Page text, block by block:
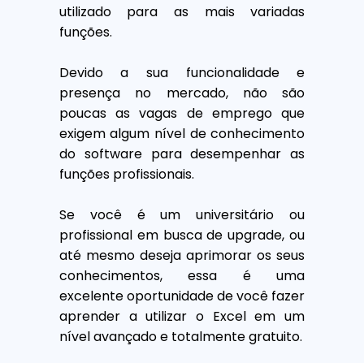
utilizado para as mais variadas
funções.
Devido a sua funcionalidade e
presença no mercado, não são
poucas as vagas de emprego que
exigem algum nível de conhecimento
do software para desempenhar as
funções profissionais.
Se você é um universitário ou
profissional em busca de upgrade, ou
até mesmo deseja aprimorar os seus
conhecimentos, essa é uma
excelente oportunidade de você fazer
aprender a utilizar o Excel em um
nível avançado e totalmente gratuito.